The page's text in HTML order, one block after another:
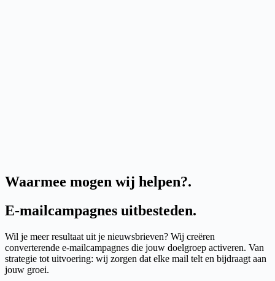
Waarmee mogen wij helpen?.
E-mailcampagnes uitbesteden.
Wil je meer resultaat uit je nieuwsbrieven? Wij creëren
converterende e-mailcampagnes die jouw doelgroep activeren. Van
strategie tot uitvoering: wij zorgen dat elke mail telt en bijdraagt aan
jouw groei.